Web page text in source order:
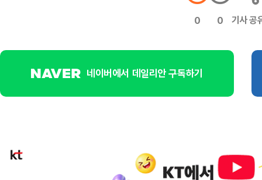
0 0 기사 공
네이버에서 데일리안 구독하기